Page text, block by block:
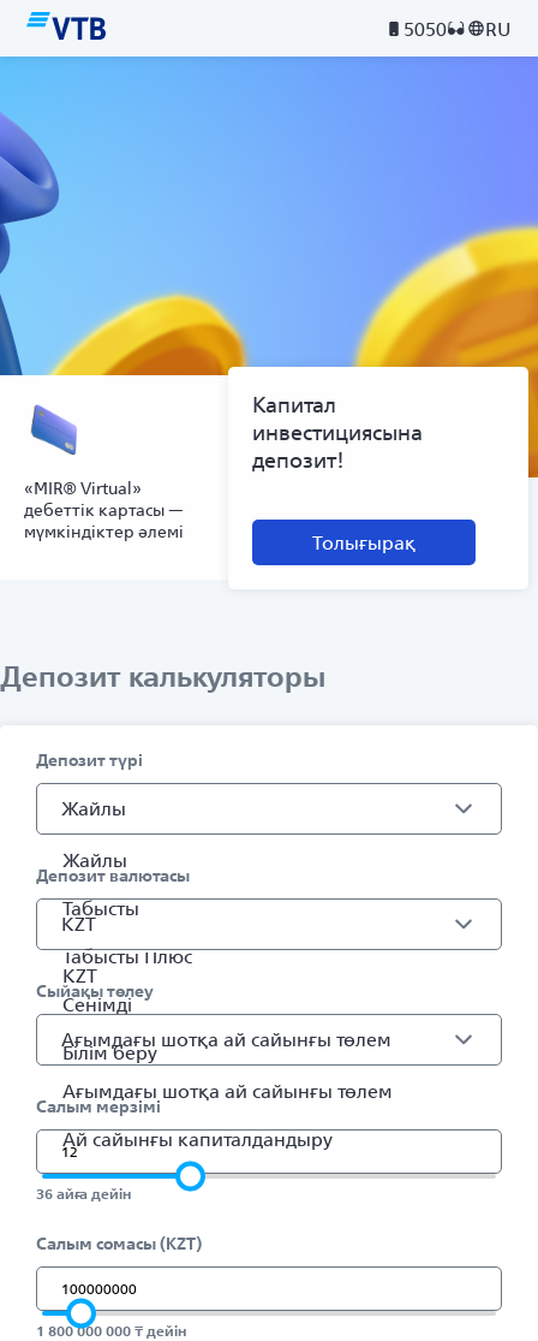
5050 RU
«MIR® Virtual»
дебеттік картасы —
мүмкіндіктер әлемі
Капитал
инвестициясына
депозит!
Толығырақ
Депозит калькуляторы
Депозит түрі
Жайлы
Жайлы
Табысты
Табысты Плюс
Сенімді
Білім беру
Депозит валютасы
KZT
KZT
Сыйақы төлеу
Ағымдағы шотқа ай сайынғы төлем
Ағымдағы шотқа ай сайынғы төлем
Ай сайынғы капиталдандыру
Салым мерзімі
36 айға дейін
Салым сомасы (KZT)
1 800 000 000 ₸ дейін